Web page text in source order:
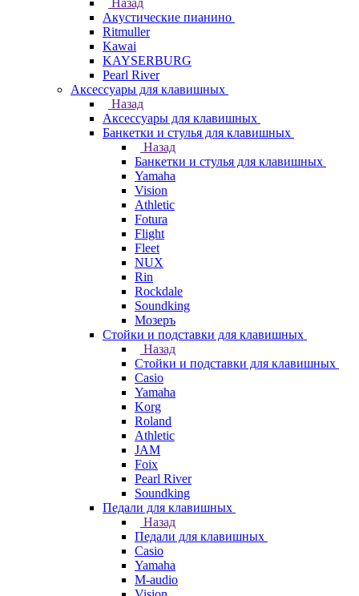
Назад
Акустические пианино
Ritmuller
Kawai
KAYSERBURG
Pearl River
Аксессуары для клавишных
Назад
Аксессуары для клавишных
Банкетки и стулья для клавишных
Назад
Банкетки и стулья для клавишных
Yamaha
Vision
Athletic
Fotura
Flight
Fleet
NUX
Rin
Rockdale
Soundking
Мозеръ
Стойки и подставки для клавишных
Назад
Стойки и подставки для клавишных
Casio
Yamaha
Korg
Roland
Athletic
JAM
Foix
Pearl River
Soundking
Педали для клавишных
Назад
Педали для клавишных
Casio
Yamaha
M-audio